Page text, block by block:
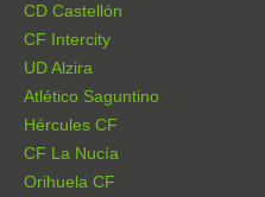
CD Castellón
CF Intercity
UD Alzira
Atlético Saguntino
Hércules CF
CF La Nucía
Orihuela CF